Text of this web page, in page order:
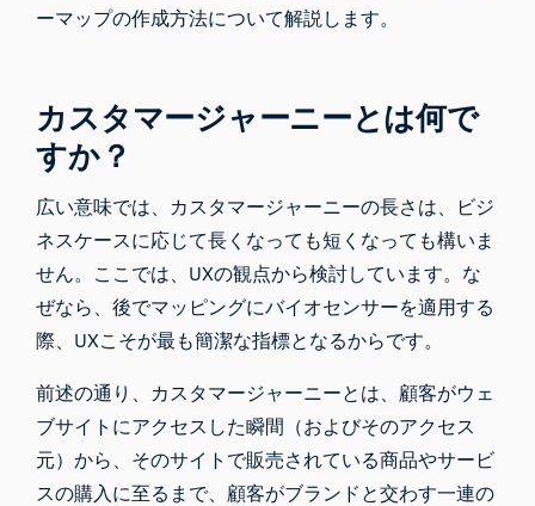
ーマップの作成方法について解説します。
カスタマージャーニーとは何で
すか？
広い意味では、カスタマージャーニーの長さは、ビジ
ネスケースに応じて長くなっても短くなっても構いま
せん。ここでは、UXの観点から検討しています。な
ぜなら、後でマッピングにバイオセンサーを適用する
際、UXこそが最も簡潔な指標となるからです。
前述の通り、カスタマージャーニーとは、顧客がウェ
ブサイトにアクセスした瞬間（およびそのアクセス
元）から、そのサイトで販売されている商品やサービ
スの購入に至るまで、顧客がブランドと交わす一連の